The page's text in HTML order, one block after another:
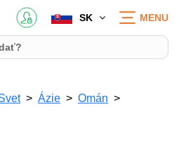
SK MENU
Ázie
Omán